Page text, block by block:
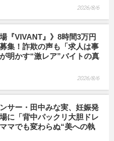
2026/8/6
『VIVANT』》8時間3万円
集！詐欺の声も「求人は事
明かす“激レア”バイトの真
2026/8/6
サー・田中みな実、妊娠発
に「背中パックリ大胆ドレ
マでも変わらぬ“美への執